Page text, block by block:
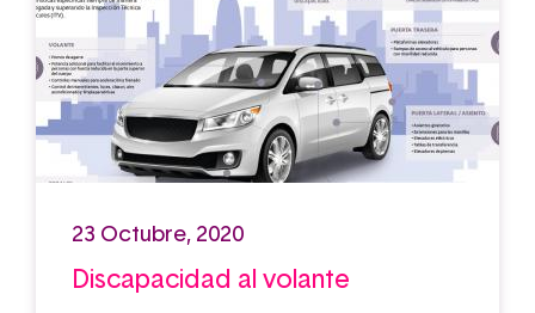
23 Octubre, 2020
Discapacidad al volante